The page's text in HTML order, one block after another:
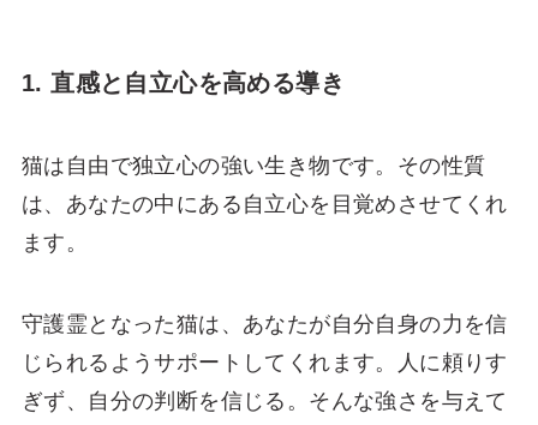
1. 直感と自立心を高める導き
猫は自由で独立心の強い生き物です。その性質
は、あなたの中にある自立心を目覚めさせてくれ
ます。
守護霊となった猫は、あなたが自分自身の力を信
じられるようサポートしてくれます。人に頼りす
ぎず、自分の判断を信じる。そんな強さを与えて